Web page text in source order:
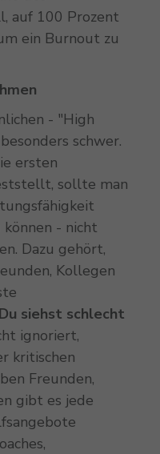
auf 100 Prozent
ein Burnout zu
- "High
schwer.
ersten
sollte man
- nicht
Dazu gehört,
Kollegen
Du siehst schlecht
ignoriert,
kritischen
Freunden,
gibt es jede